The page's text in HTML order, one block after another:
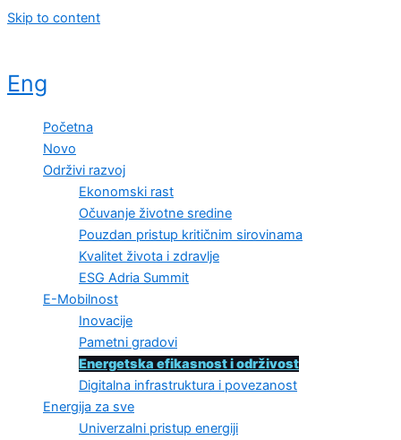
Skip to content
Eng
Početna
Novo
Održivi razvoj
Ekonomski rast
Očuvanje životne sredine
Pouzdan pristup kritičnim sirovinama
Kvalitet života i zdravlje
ESG Adria Summit
E-Mobilnost
Inovacije
Pametni gradovi
Energetska efikasnost i održivost
Digitalna infrastruktura i povezanost
Energija za sve
Univerzalni pristup energiji